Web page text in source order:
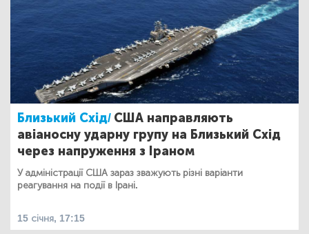
Близький Схід/ США направляють
авіаносну ударну групу на Близький Схід
через напруження з Іраном
У адміністрації США зараз зважують різні варіанти
реагування на події в Ірані.
15 січня, 17:15